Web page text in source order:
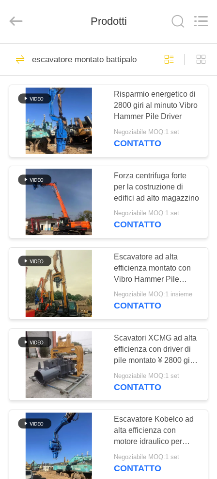
CASA
PRODOTTI
MANIFESTAZIONE
CIRCA
GIRO
DELLA
FABBRICA
CONTROLLO
QUALITÀ
CONTATTICI
NOTIZIE
CASI
RICHIEDA
UNA
CITAZIONE
Ltd..
Battipalo idraulico
113
escavatore montato
battipalo
86
Martello elettrico
vibratore
Piledriver laterale
della presa
43
Prodotti
escavatore montato battipalo
Risparmio energetico di
2800 giri al minuto Vibro
Hammer Pile Driver
Negoziabile MOQ:1 set
CONTATTO
Forza centrifuga forte
per la costruzione di
edifici ad alto magazzino
Negoziabile MOQ:1 set
CONTATTO
Escavatore ad alta
efficienza montato con
Vibro Hammer Pile
Driver 2800 giri al
minuto per 10 metri di
Negoziabile MOQ:1 insieme
CONTATTO
Scavatori XCMG ad alta
efficienza con driver di
pile montato ¥ 2800 giri
al minuto a energia
solare per l'accumulo
Negoziabile MOQ:1 set
CONTATTO
Escavatore Kobelco ad
alta efficienza con
motore idraulico per
impilazione di pile
vibranti
Negoziabile MOQ:1 set
CONTATTO